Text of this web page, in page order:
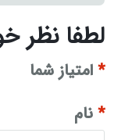
لطفا نظر
*امتیاز شما
*نام